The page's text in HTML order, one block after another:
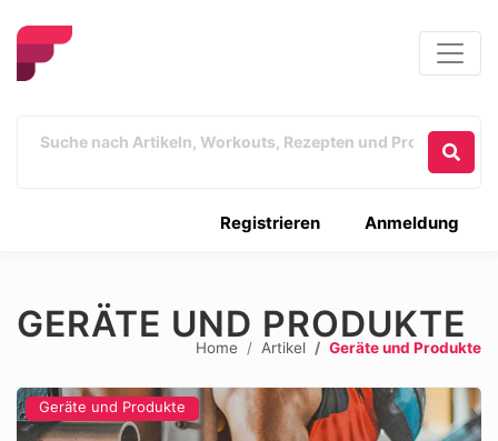
Anmeldung
Registrieren
GERÄTE UND PRODUKTE
Home Artikel Geräte und Produkte
Geräte und Produkte